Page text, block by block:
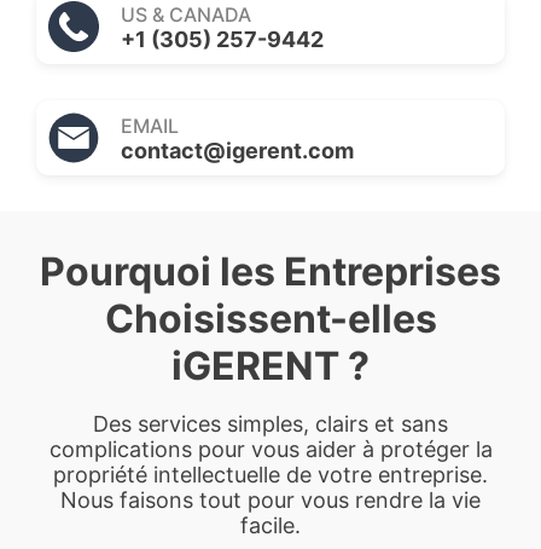
US & CANADA
+1 (305) 257-9442
EMAIL
contact@igerent.com
Pourquoi les Entreprises
Choisissent-elles
iGERENT ?
Des services simples, clairs et sans
complications pour vous aider à protéger la
propriété intellectuelle de votre entreprise.
Nous faisons tout pour vous rendre la vie
facile.